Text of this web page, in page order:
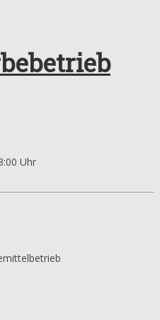
Uhr